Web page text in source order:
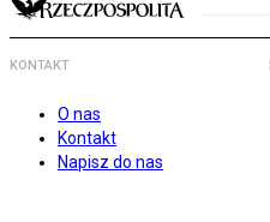
KONTAKT
O nas
Kontakt
Napisz do nas